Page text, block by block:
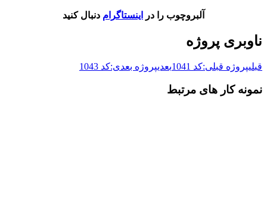
آلبروچوب را در اینستاگرام دنبال کنید
ناوبری پروژه
قبلیپروژه قبلی:کد 1041 بعدیپروژه بعدی:کد 1043
نمونه کار های مرتبط